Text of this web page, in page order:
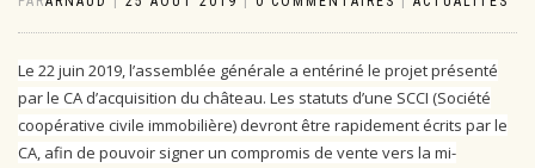
Le 22 juin 2019, l’assemblée générale a entériné le projet présenté
par le CA d’acquisition du château. Les statuts d’une SCCI (Société
coopérative civile immobilière) devront être rapidement écrits par le
CA, afin de pouvoir signer un compromis de vente vers la mi-